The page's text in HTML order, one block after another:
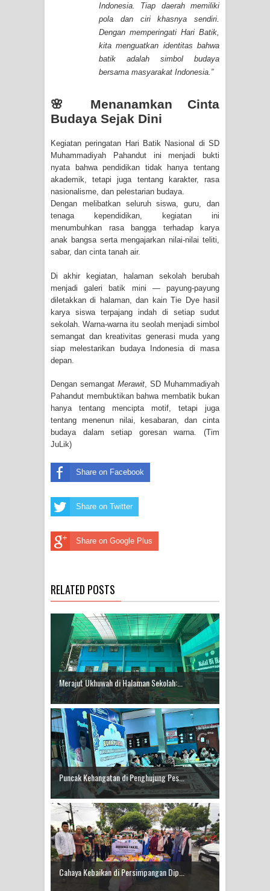
Indonesia. Tiap daerah memiliki
pola dan ciri khasnya sendiri.
Dengan memperingati Hari Batik,
kita menguatkan identitas bahwa
batik adalah simbol budaya
bersama masyarakat Indonesia.”
🌸 Menanamkan Cinta
Budaya Sejak Dini
Kegiatan peringatan Hari Batik Nasional di SD
Muhammadiyah Pahandut ini menjadi bukti
nyata bahwa pendidikan tidak hanya tentang
akademik, tetapi juga tentang karakter, rasa
nasionalisme, dan pelestarian budaya.
Dengan melibatkan seluruh siswa, guru, dan
tenaga kependidikan, kegiatan ini
menumbuhkan rasa bangga terhadap karya
anak bangsa serta mengajarkan nilai-nilai teliti,
sabar, dan cinta tanah air.
Di akhir kegiatan, halaman sekolah berubah
menjadi galeri batik mini — payung-payung
diletakkan di halaman, dan kain Tie Dye hasil
karya siswa terpajang indah di setiap sudut
sekolah. Warna-warna itu seolah menjadi simbol
semangat dan kreativitas generasi muda yang
siap melestarikan budaya Indonesia di masa
depan.
Dengan semangat Merawit, SD Muhammadiyah
Pahandut membuktikan bahwa membatik bukan
hanya tentang mencipta motif, tetapi juga
tentang menenun nilai, kesabaran, dan cinta
budaya dalam setiap goresan warna. (Tim
JuLik)
Share on Facebook
Share on Twitter
Share on Google Plus
RELATED POSTS
Merajut Ukhuwah di Halaman Sekolah:...
Puncak Kehangatan di Penghujung Pes...
Cahaya Kebaikan di Persimpangan Dip...